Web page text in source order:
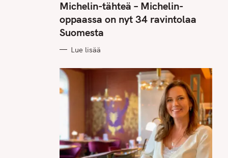
G
O
I
E
S
Michelin-tähteä – Michelin-
oppaassa on nyt 34 ravintolaa
Suomesta
Lue lisää